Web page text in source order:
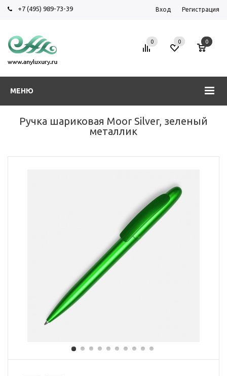
+7 (495) 989-73-39 Вход Регистрация
МЕНЮ
0 0 0
Ручка шариковая Moor Silver, зеленый
металлик